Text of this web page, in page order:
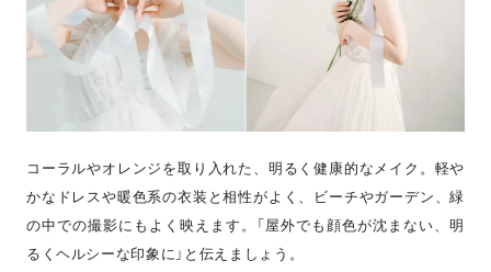
コーラルやオレンジを取り入れた、明るく健康的なメイク。軽や
かなドレスや暖色系の衣装と相性がよく、ビーチやガーデン、緑
の中での撮影にもよく映えます。「屋外でも顔色が沈まない、明
るくヘルシーな印象に」と伝えましょう。